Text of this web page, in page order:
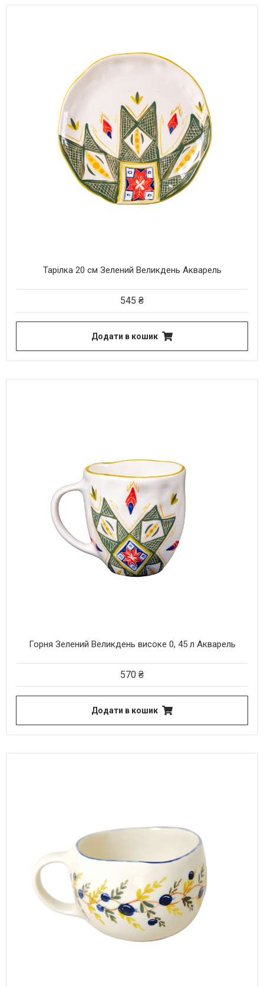
Тарілка 20 см Зелений Великдень Акварель
545 ₴
Додати в кошик
Горня Зелений Великдень високе 0, 45 л Акварель
570 ₴
Додати в кошик